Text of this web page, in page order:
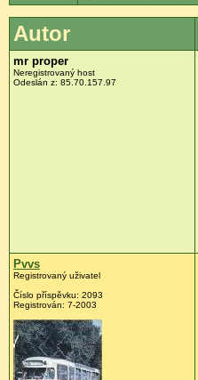
Autor
mr proper
Neregistrovaný host
Odeslán z: 85.70.157.97
Pvvs
Registrovaný uživatel
Číslo příspěvku: 2093
Registrován: 7-2003